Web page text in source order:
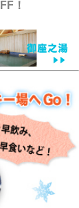
！